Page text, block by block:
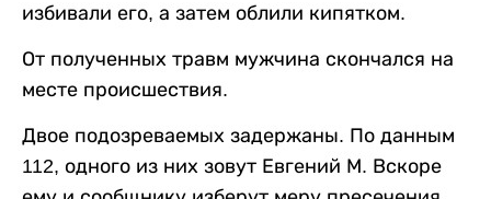
избивали его, а затем облили кипятком.
От полученных травм мужчина скончался на
месте происшествия.
Двое подозреваемых задержаны. По данным
112, одного из них зовут Евгений М. Вскоре